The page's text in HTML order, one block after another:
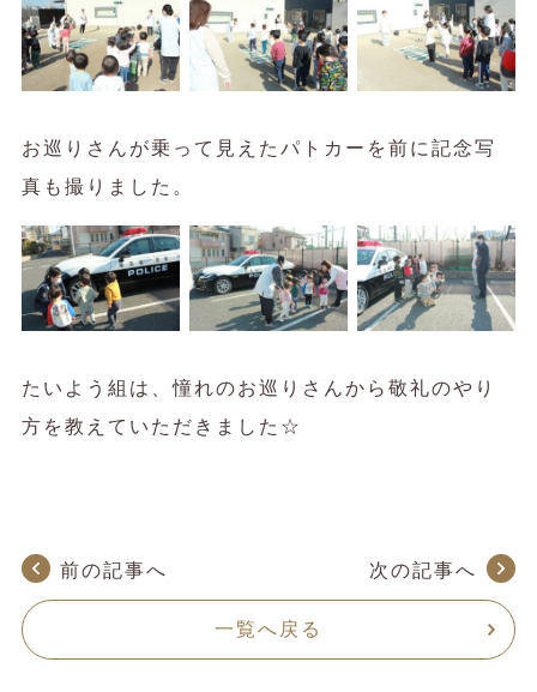
お巡りさんが乗って見えたパトカーを前に記念写
真も撮りました。
たいよう組は、憧れのお巡りさんから敬礼のやり
方を教えていただきました☆
前の記事へ
一覧へ戻る
次の記事へ